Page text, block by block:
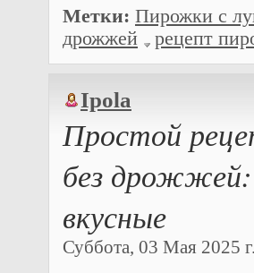
Метки: Пирожки с
дрожжей
рецепт
Ipola
Простой
без
вкусные
Суббота, 03 Мая 2025